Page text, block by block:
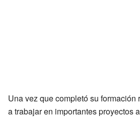
Una vez que completó su
a trabajar en importantes proyectos